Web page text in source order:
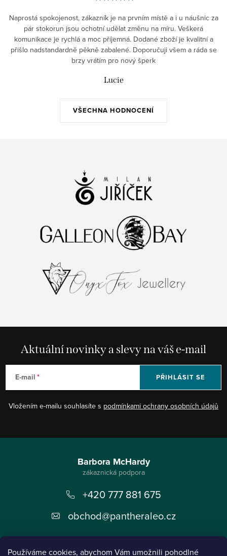
Používáme cookies, abychom Vám umožnili pohodlné
VŠECHNA HODNOCENÍ
Naprostá spokojenost, zákazník je na prvním místě a i u náušnic za
pár stokorun jsou ochotní udělat změnu na míru. Veškerá
komunikace je rychlá a moc příjemná. Dodané zboží je kvalitní a
přišlo nadstandardně pěkně zabalené. Doporučuji všem a ráda se
brzy vrátím pro nový šperk
Lucie
Aktuální novinky a slevy na váš e-mail
E-mail
Vložením e-mailu souhlasíte s podmínkami ochrany osobních údajů
PŘIHLÁSIT SE
Barbora McHardy
+420 777 881 675
obchod@pantheraleo.cz